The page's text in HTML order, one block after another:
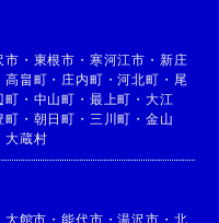
市 ・ 東根市 ・ 寒河江市 ・ 新庄
高畠町 ・ 庄内町 ・河北町 ・ 尾
町 ・ 中山町 ・ 最上町 ・ 大江
町 ・ 朝日町 ・ 三川町 ・ 金山
大蔵村
大館市 ・能代市 ・湯沢市 ・ 北